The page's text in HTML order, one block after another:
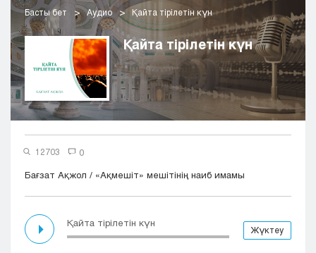
Актобе
Атырау
Жезказган
Кокшетау
Костанай
Кызылорда
Семей
Талдыкорган
Уральск
Усть-Каменогорск
Басты бет Аудио Қайта тірілетін күн
Қайта тірілетін күн
12703
0
Бағзат Ақжол / «Ақмешіт» мешітінің наиб имамы
Қайта тірілетін күн
Жүктеу